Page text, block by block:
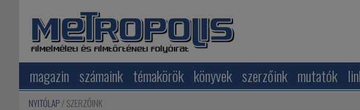
magazin számaink témakörök könyvek szerzőink mutatók
NYITÓLAP SZERZŐINK